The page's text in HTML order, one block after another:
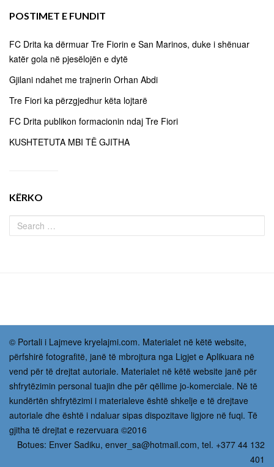
POSTIMET E FUNDIT
FC Drita ka dërmuar Tre Fiorin e San Marinos, duke i shënuar
katër gola në pjesëlojën e dytë
Gjilani ndahet me trajnerin Orhan Abdi
Tre Fiori ka përzgjedhur këta lojtarë
FC Drita publikon formacionin ndaj Tre Fiori
KUSHTETUTA MBI TË GJITHA
KËRKO
© Portali i Lajmeve kryelajmi.com. Materialet në këtë website,
përfshirë fotografitë, janë të mbrojtura nga Ligjet e Aplikuara në
vend për të drejtat autoriale. Materialet në këtë website janë për
shfrytëzimin personal tuajin dhe për qëllime jo-komerciale. Në të
kundërtën shfrytëzimi i materialeve është shkelje e të drejtave
autoriale dhe është i ndaluar sipas dispozitave ligjore në fuqi. Të
gjitha të drejtat e rezervuara ©2016
Botues: Enver Sadiku, enver_sa@hotmail.com, tel. +377 44 132
401